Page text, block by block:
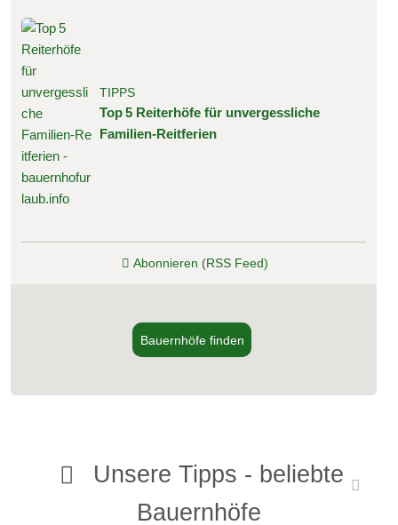
TIPPS
Top 5 Reiterhöfe für unvergessliche
Familien‑Reitferien
Abonnieren (RSS Feed)
Bauernhöfe finden
Unsere Tipps - beliebte
Bauernhöfe